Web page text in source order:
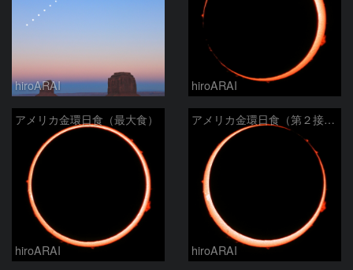
hiroARAI hiroARAI
アメリカ金環日食（最大食）
hiroARAI
アメリカ金環日食（第２接触）
hiroARAI